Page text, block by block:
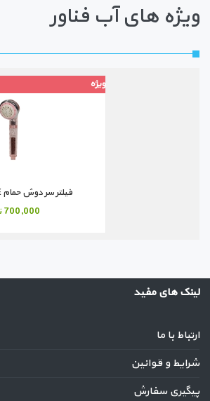
ویژه های آب فناور
ویژه
فیلتر سر دوش حمام AQUA CARE
700,000 تومان
لینک های مفید
ارتباط با ما
شرایط و قوانین
پیگیری سفارش